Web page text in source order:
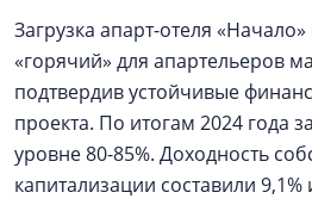
Загрузка апарт-отеля
«горячий» для апартельеров
подтвердив устойчивые
проекта. По итогам 2024 года
уровне 80-85%. Доходность
капитализации составили 9,1%